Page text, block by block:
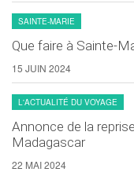
SAINTE-MARIE
Que faire à Sainte-
15 JUIN 2024
L'ACTUALITÉ DU VOYAGE
Annonce de la
Madagascar
22 MAI 2024